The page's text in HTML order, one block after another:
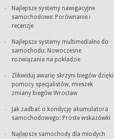
Najlepsze systemy nawigacyjne
samochodowe: Porównanie i
recenzje
Najlepsze systemy multimedialne do
samochodu: Nowoczesne
rozwiązania na pokładzie
Zlikwiduj awarię skrzyni biegów dzięki
pomocy specjalistów, mieszek
zmiany biegów Wrocław
Jak zadbać o kondycję akumulatora
samochodowego: Proste wskazówki
Najlepsze samochody dla młodych